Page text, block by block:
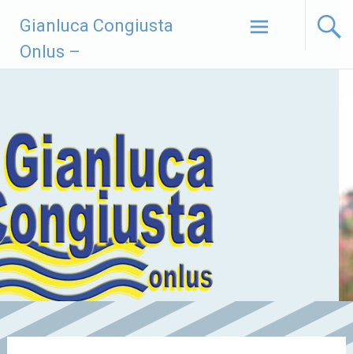
contenuto
Gianluca Congiusta
Onlus –